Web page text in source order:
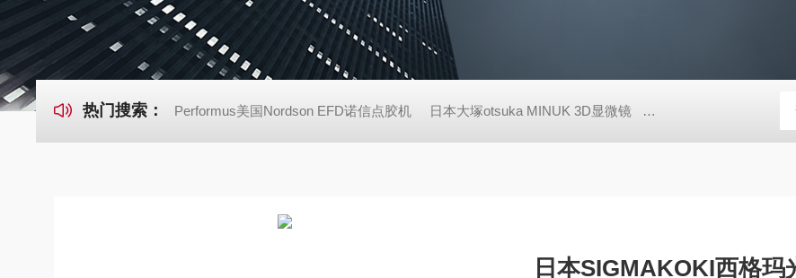
热门搜索： Performus美国Nordson EFD诺信点胶机 日本大塚otsuka MINUK 3D显微镜 TX-200日本凯特KETT
日本SIGMAKOKI西格